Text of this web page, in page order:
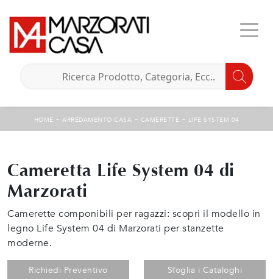
HOME - ARREDAMENTO CASA - CAMERETTE - LIFE SYSTEM 04
Cameretta Life System 04 di
Marzorati
Camerette componibili per ragazzi: scopri il modello in
legno Life System 04 di Marzorati per stanzette
moderne.
Richiedi Preventivo Sfoglia i Cataloghi